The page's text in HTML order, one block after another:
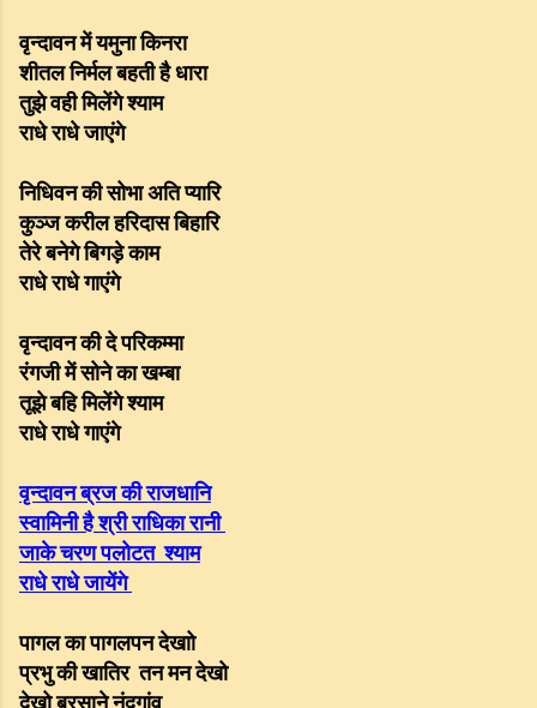
वृन्दावन में यमुना किनरा
शीतल निर्मल बहती है धारा
तुझे वही मिलेंगे श्याम
राधे राधे जाएंगे
निधिवन की सोभा अति प्यारि
कुञ्ज करील हरिदास बिहारि
तेरे बनेगे बिगड़े काम
राधे राधे गाएंगे
वृन्दावन की दे परिकम्मा
रंगजी में सोने का खम्बा
तूझे बहि मिलेंगे श्याम
राधे राधे गाएंगे
वृन्दावन ब्रज की राजधानि
स्वामिनी है श्री राधिका रानी
जाके चरण पलोटत श्याम
राधे राधे जायेंगे
पागल का पागलपन देखाो
प्रभु की खातिर तन मन देखो
देखो बरसाने नंदगांव